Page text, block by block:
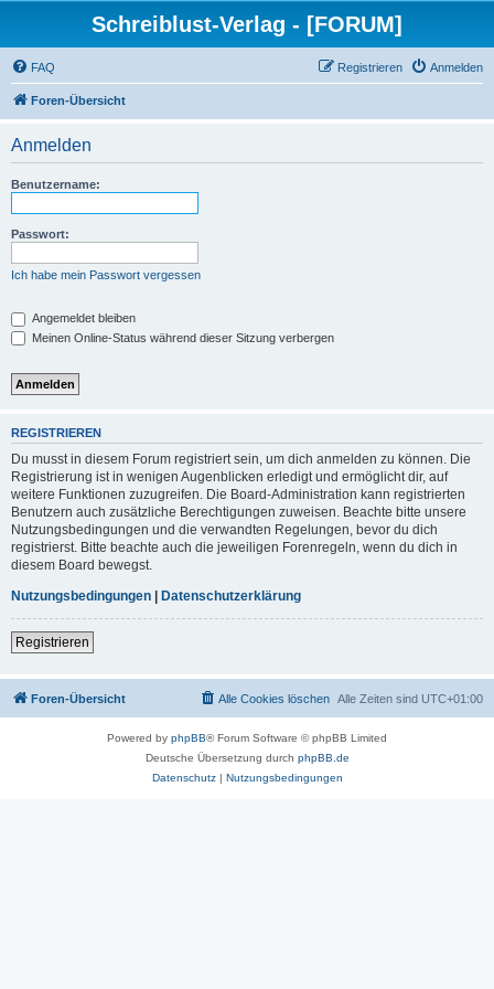
Schreiblust-Verlag - [FORUM]
FAQ Anmelden
Registrieren
Foren-Übersicht
Anmelden
Benutzername:
Passwort:
Ich habe mein Passwort vergessen
Angemeldet bleiben
Meinen Online-Status während dieser Sitzung verbergen
REGISTRIEREN
Du musst in diesem Forum registriert sein, um dich anmelden zu können. Die
Registrierung ist in wenigen Augenblicken erledigt und ermöglicht dir, auf
weitere Funktionen zuzugreifen. Die Board-Administration kann registrierten
Benutzern auch zusätzliche Berechtigungen zuweisen. Beachte bitte unsere
Nutzungsbedingungen und die verwandten Regelungen, bevor du dich
registrierst. Bitte beachte auch die jeweiligen Forenregeln, wenn du dich in
diesem Board bewegst.
Nutzungsbedingungen | Datenschutzerklärung
Registrieren
Foren-Übersicht Alle Zeiten sind UTC+01:00
Alle Cookies löschen
Powered by phpBB® Forum Software © phpBB Limited
Deutsche Übersetzung durch phpBB.de
Datenschutz| Nutzungsbedingungen